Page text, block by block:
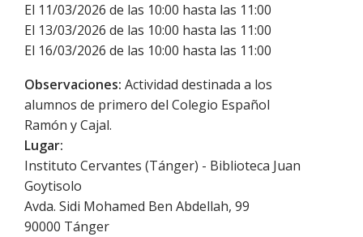
El 11/03/2026 de las 10:00 hasta las 11:00
El 13/03/2026 de las 10:00 hasta las 11:00
El 16/03/2026 de las 10:00 hasta las 11:00
Observaciones: Actividad destinada a los
alumnos de primero del Colegio Español
Ramón y Cajal.
Lugar:
Instituto Cervantes (Tánger) - Biblioteca Juan
Goytisolo
Avda. Sidi Mohamed Ben Abdellah, 99
90000 Tánger